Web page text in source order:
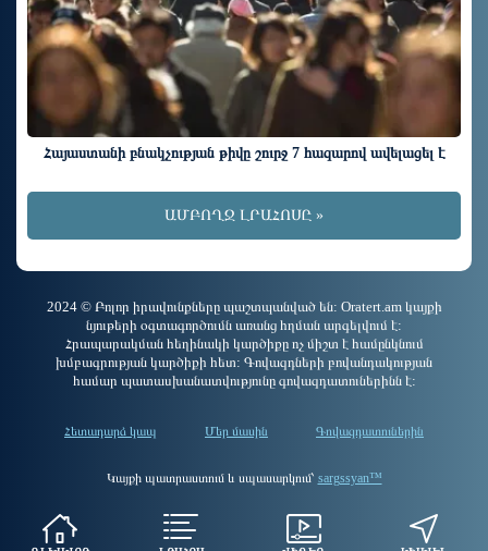
Հայաստանի բնակչության թիվը շուրջ 7 հազարով ավելացել է
ԱՄԲՈՂՋ ԼՐԱՀՈՍԸ »
2024 © Բոլոր իրավունքները պաշտպանված են: Oratert.am կայքի
նյութերի օգտագործումն առանց հղման արգելվում է:
Հրապարակման հեղինակի կարծիքը ոչ միշտ է համընկնում
խմբագրության կարծիքի հետ: Գովազդների բովանդակության
համար պատասխանատվությունը գովազդատուներինն է:
Հետադարձ կապ Մեր մասին Գովազդատուներին
Կայքի պատրաստում և սպասարկում՝ sargssyan™